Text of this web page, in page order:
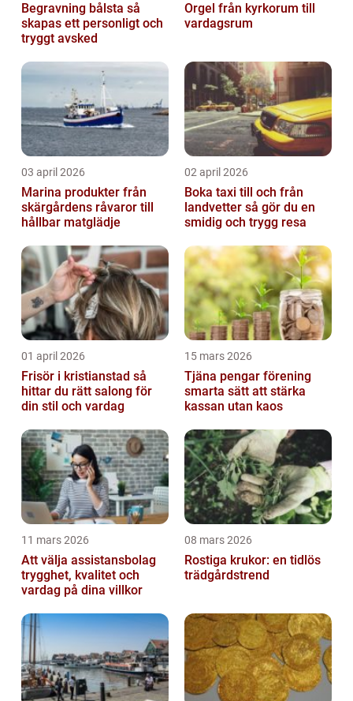
Begravning bålsta så
skapas ett personligt och
tryggt avsked
Orgel från kyrkorum till
vardagsrum
03 april 2026
Marina produkter från
skärgårdens råvaror till
hållbar matglädje
02 april 2026
Boka taxi till och från
landvetter så gör du en
smidig och trygg resa
01 april 2026
Frisör i kristianstad så
hittar du rätt salong för
din stil och vardag
15 mars 2026
Tjäna pengar förening
smarta sätt att stärka
kassan utan kaos
11 mars 2026
Att välja assistansbolag
trygghet, kvalitet och
vardag på dina villkor
08 mars 2026
Rostiga krukor: en tidlös
trädgårdstrend